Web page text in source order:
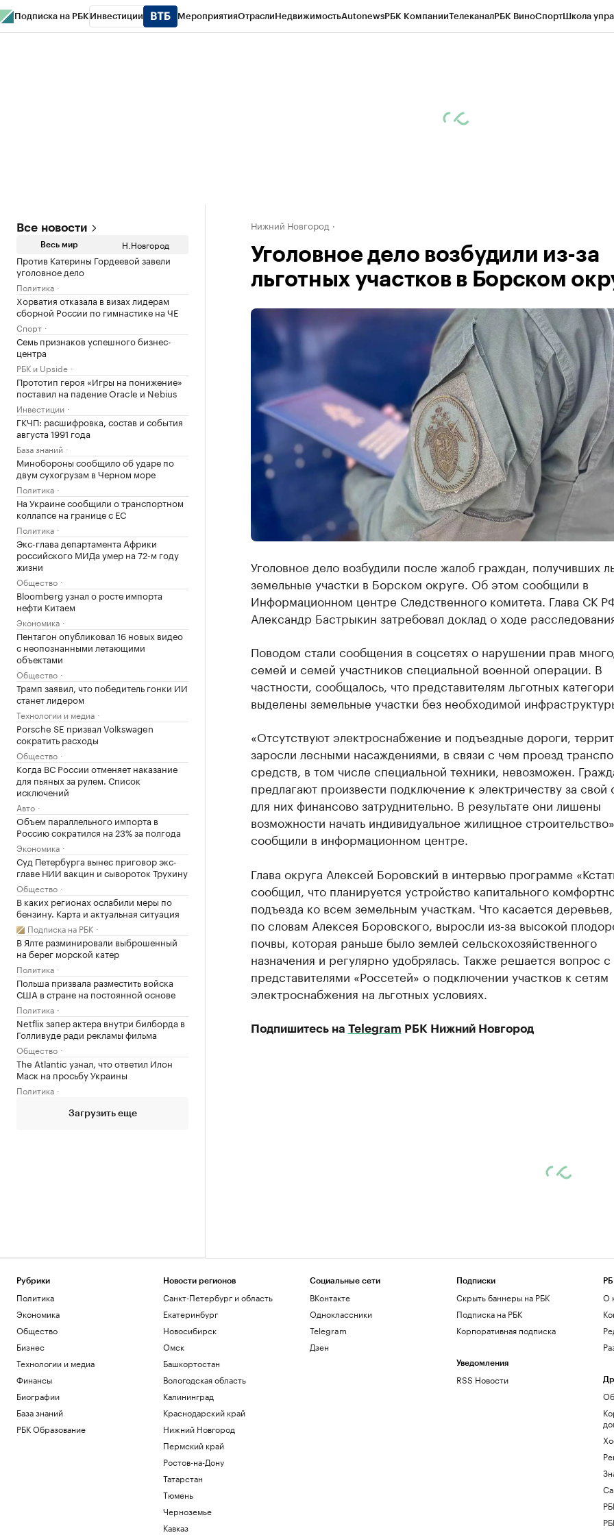
Подписка на РБК Инвестиции МероприятияОтраслиНедвижимостьAutonewsРБК КомпанииТелеканалРБК ВиноСпортШкола
Все новости
Весь мир Н.Новгород
Против Катерины Гордеевой завели
уголовное дело
Политика
Хорватия отказала в визах лидерам
сборной России по гимнастике на ЧЕ
Спорт
Семь признаков успешного бизнес-
центра
РБК и Upside
Прототип героя «Игры на понижение»
поставил на падение Oracle и Nebius
Инвестиции
ГКЧП: расшифровка, состав и события
августа 1991 года
База знаний
Минобороны сообщило об ударе по
двум сухогрузам в Черном море
Политика
На Украине сообщили о транспортном
коллапсе на границе с ЕС
Политика
Экс-глава департамента Африки
российского МИДа умер на 72-м году
жизни
Общество
Bloomberg узнал о росте импорта
нефти Китаем
Экономика
Пентагон опубликовал 16 новых видео
с неопознанными летающими
объектами
Общество
Трамп заявил, что победитель гонки ИИ
станет лидером
Технологии и медиа
Porsche SE призвал Volkswagen
сократить расходы
Общество
Когда ВС России отменяет наказание
для пьяных за рулем. Список
исключений
Авто
Объем параллельного импорта в
Россию сократился на 23% за полгода
Экономика
Суд Петербурга вынес приговор экс-
главе НИИ вакцин и сывороток Трухину
Общество
В каких регионах ослабили меры по
бензину. Карта и актуальная ситуация
Подписка на РБК
В Ялте разминировали выброшенный
на берег морской катер
Политика
Польша призвала разместить войска
США в стране на постоянной основе
Политика
Netflix запер актера внутри билборда в
Голливуде ради рекламы фильма
Общество
The Atlantic узнал, что ответил Илон
Маск на просьбу Украины
Политика
Загрузить еще
Нижний Новгород
Уголовное дело возбудили из-за
льготных участков в Борском
Уголовное дело возбудили после жалоб граждан, получивших
земельные участки в Борском округе. Об этом сообщили в
Информационном центре Следственного комитета. Глава СК
Александр Бастрыкин затребовал доклад о ходе
Поводом стали сообщения в соцсетях о нарушении прав
семей и семей участников специальной военной операции. В
частности, сообщалось, что представителям льготных
выделены земельные участки без необходимой
«Отсутствуют электроснабжение и подъездные дороги,
заросли лесными насаждениями, в связи с чем проезд
средств, в том числе специальной техники, невозможен.
предлагают произвести подключение к электричеству за свой
для них финансово затруднительно. В результате они лишены
возможности начать индивидуальное жилищное
сообщили в информационном центре.
Глава округа Алексей Боровский в интервью программе
сообщил, что планируется устройство капитального
подъезда ко всем земельным участкам. Что касается деревьев,
по словам Алексея Боровского, выросли из-за высокой
почвы, которая раньше было землей сельскохозяйственного
назначения и регулярно удобрялась. Также решается вопрос с
представителями «Россетей» о подключении участков к сетям
электроснабжения на льготных условиях.
Подпишитесь на Telegram РБК Нижний Новгород
Рубрики
Политика
Экономика
Общество
Бизнес
Технологии и медиа
Финансы
Биографии
База знаний
РБК Образование
Новости регионов
Санкт-Петербург и область
Екатеринбург
Новосибирск
Омск
Башкортостан
Вологодская область
Калининград
Краснодарский край
Нижний Новгород
Пермский край
Ростов-на-Дону
Татарстан
Тюмень
Черноземье
Кавказ
Социальные сети
ВКонтакте
Одноклассники
Telegram
Дзен
Подписки
Скрыть баннеры на РБК
Подписка на РБК
Корпоративная подписка
Уведомления
RSS Новости
О